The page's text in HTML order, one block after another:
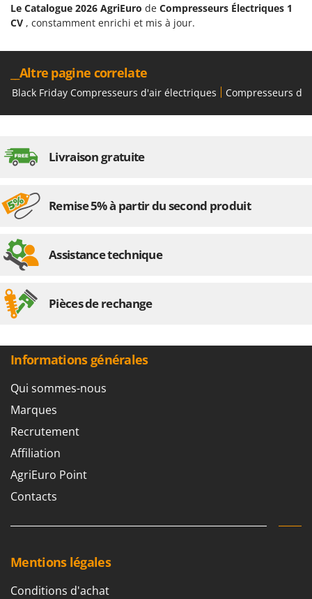
Le Catalogue 2026 AgriEuro de Compresseurs Électriques 1
CV , constamment enrichi et mis à jour.
__Altre pagine correlate
Black Friday Compresseurs d'air électriques Compresseurs
Livraison gratuite
Remise 5% à partir du second produit
Assistance technique
Pièces de rechange
Informations générales
Qui sommes-nous
Marques
Recrutement
Affiliation
AgriEuro Point
Contacts
Mentions légales
Conditions d'achat